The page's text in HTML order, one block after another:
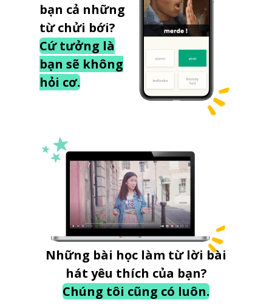
bạn cả những
từ chửi bới?
Cứ tưởng là
bạn sẽ không
hỏi cơ.
Những bài học làm từ lời bài
hát yêu thích của bạn?
Chúng tôi cũng có luôn.